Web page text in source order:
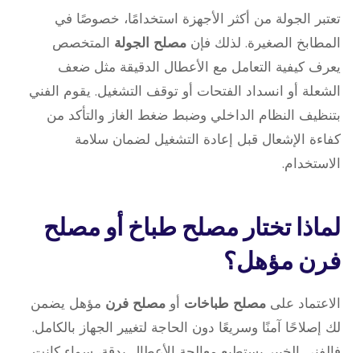
تعتبر الجولة من أكثر الأجهزة استخدامًا، خصوصًا في
المطابخ الصغيرة. لذلك فإن مصلح الجولة المتخصص
يعرف كيفية التعامل مع الأعطال الدقيقة مثل ضعف
الشعلة أو انسداد الفتحات أو توقف التشغيل. يقوم الفني
بتنظيف النظام الداخلي وضبط ضغط الغاز والتأكد من
كفاءة الإشعال قبل إعادة التشغيل لضمان سلامة
الاستخدام.
لماذا تختار مصلح طباخ أو مصلح
فرن مؤهل؟
الاعتماد على مصلح طباخات أو مصلح فرن مؤهل يضمن
لك إصلاحًا آمنًا وسريعًا دون الحاجة لتغيير الجهاز بالكامل.